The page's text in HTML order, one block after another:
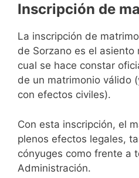
Inscripción de
La inscripción de
de Sorzano es el
cual se hace constar
de un matrimonio válido
con efectos civiles).
Con esta inscripción, el
plenos efectos legales,
cónyuges como frente a
Administración.